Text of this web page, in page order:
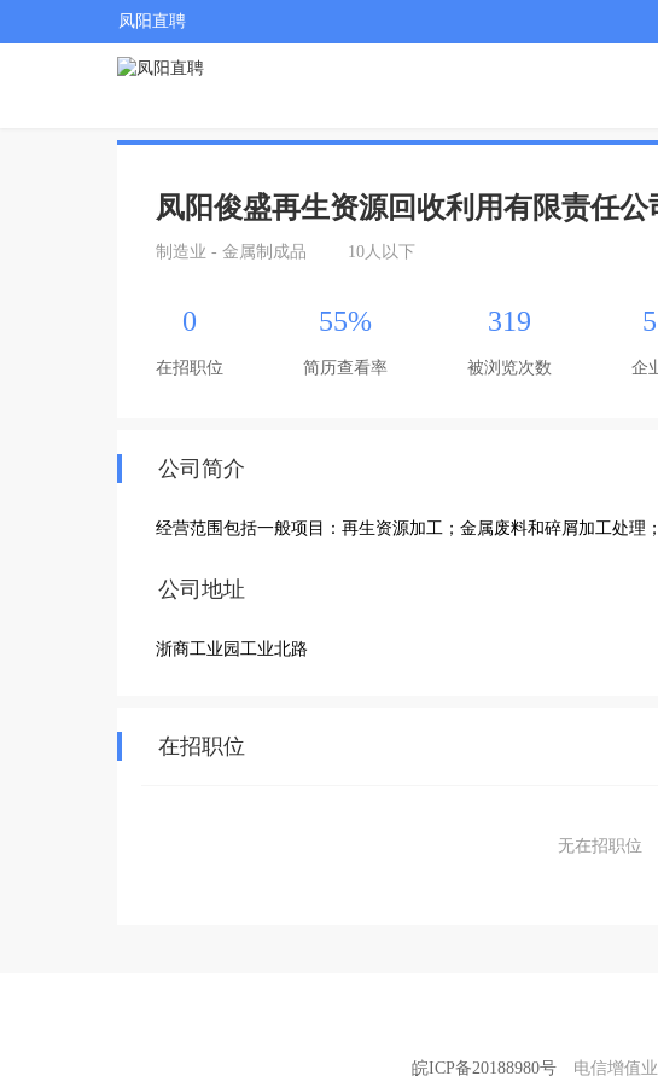
凤阳直聘
凤阳俊盛再生资源回收利用有限责任公
制造业 - 金属制成品 10人以下
0
在招职位
55%
简历查看率
319
被浏览次数 企
公司简介
经营范围包括一般项目：再生资源加工；金属废料和碎屑加工处理
公司地址
浙商工业园工业北路
在招职位
无在招职位
皖ICP备20188980号 电信增值